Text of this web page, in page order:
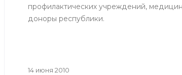
профилактических учреждений,
доноры республики.
14 июня 2010